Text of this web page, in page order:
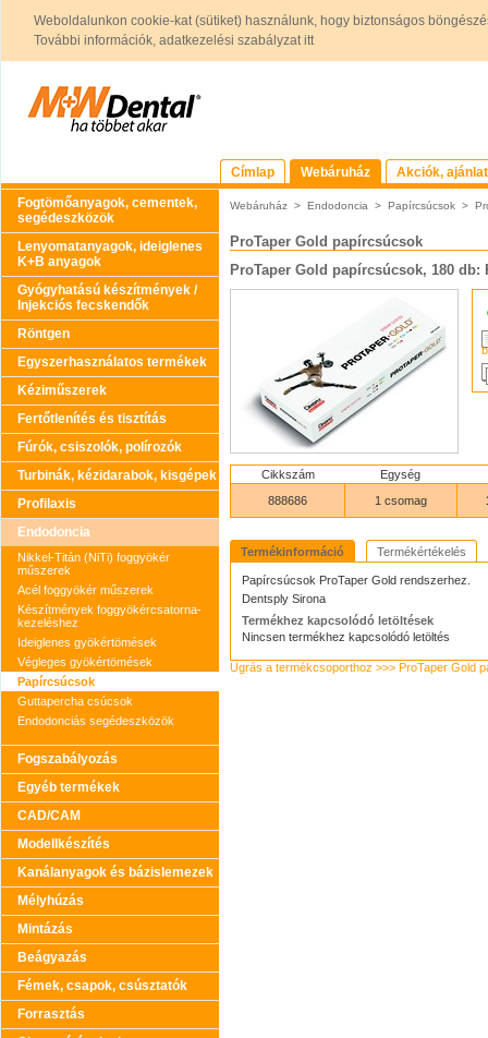
Weboldalunkon cookie-kat (sütiket) használunk, hogy biztonságos
További információk, adatkezelési szabályzat itt
Címlap Webáruház
Akciók,
Fogtömőanyagok, cementek,
segédeszközök
Lenyomatanyagok, ideiglenes
K+B anyagok
Gyógyhatású készítmények /
Injekciós fecskendők
Röntgen
Egyszerhasználatos termékek
Kéziműszerek
Fertőtlenítés és tisztítás
Fúrók, csiszolók, polírozók
Turbinák, kézidarabok, kisgépek
Profilaxis
Endodoncia
Nikkel-Titán (NiTi) foggyökér
műszerek
Acél foggyökér műszerek
Készítmények foggyökércsatorna-
kezeléshez
Ideiglenes gyökértömések
Végleges gyökértömések
Papírcsúcsok
Guttapercha csúcsok
Endodonciás segédeszközök
Fogszabályozás
Egyéb termékek
CAD/CAM
Modellkészítés
Kanálanyagok és bázislemezek
Mélyhúzás
Mintázás
Beágyazás
Fémek, csapok, csúsztatók
Forrasztás
Webáruház > Endodoncia > Papírcsúcsok >
ProTaper Gold papírcsúcsok
ProTaper Gold papírcsúcsok, 180 db:
Cikkszám
Egység
888686
1 csomag
Termékinformáció Termékértékelés
Papírcsúcsok ProTaper Gold rendszerhez.
Dentsply Sirona
Termékhez kapcsolódó letöltések
Nincsen termékhez kapcsolódó letöltés
Ugrás a termékcsoporthoz >>> ProTaper Gold